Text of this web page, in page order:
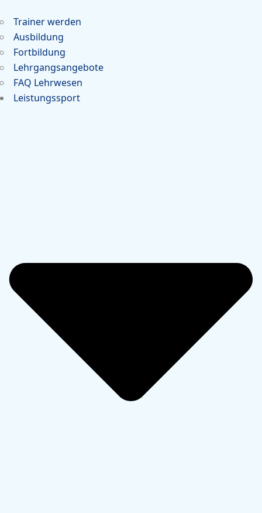
Trainer werden
Ausbildung
Fortbildung
Lehrgangsangebote
FAQ Lehrwesen
Leistungssport